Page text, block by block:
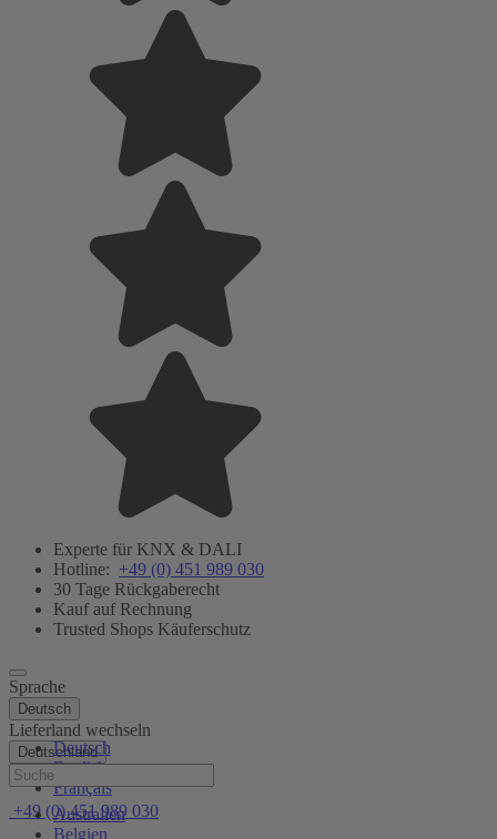
Experte für KNX & DALI
Hotline: +49 (0) 451 989 030
30 Tage Rückgaberecht
Kauf auf Rechnung
Trusted Shops Käuferschutz
Sprache
Deutsch
Deutsch
English
Français
Lieferland wechseln
Deutschland
Australien
Belgien
Hilfe
+49 (0) 451 989 030